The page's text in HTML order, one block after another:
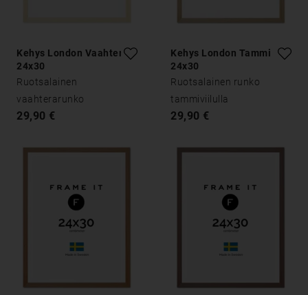
Kehys London Vaahtera
24x30
Ruotsalainen
vaahterarunko
29,90 €
Kehys London Tammi
24x30
Ruotsalainen runko
tammiviilulla
29,90 €